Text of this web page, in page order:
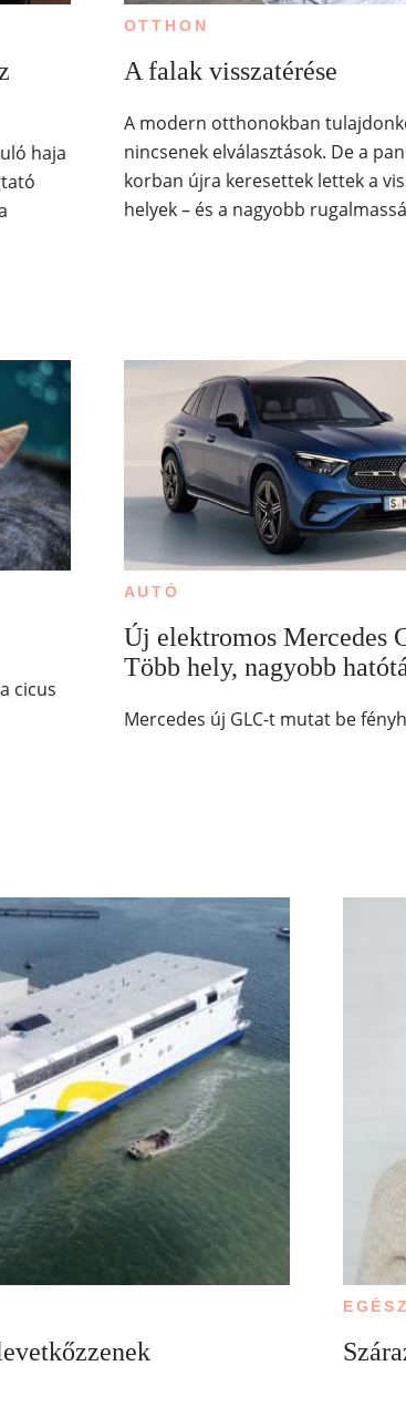
haja
OTTHON
A falak visszatérése
A modern otthonokban
nincsenek elválasztások. De a
korban újra keresettek lettek a
helyek – és a nagyobb
cicus
AUTÓ
Új elektromos Mercedes
Több hely, nagyobb
Mercedes új GLC-t mutat be